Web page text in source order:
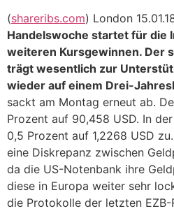
(shareribs.com) London
Handelswoche startet für die
weiteren Kursgewinnen. Der
trägt wesentlich zur
wieder auf einem Drei-
sackt am Montag erneut ab.
Prozent auf 90,458 USD. In
0,5 Prozent auf 1,2268 USD
eine Diskrepanz zwischen
da die US-Notenbank ihre
diese in Europa weiter sehr
die Protokolle der letzten